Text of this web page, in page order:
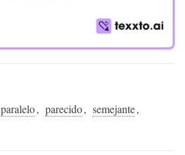
paralelo, parecido, semejante,